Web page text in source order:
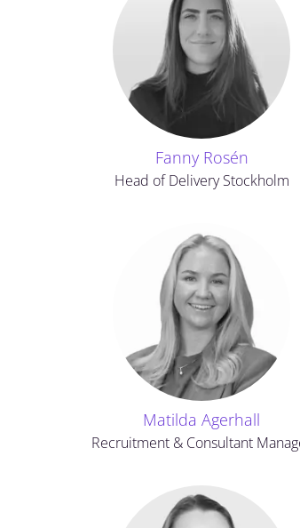
Fanny Rosén
Head of Delivery Stockholm
Matilda Agerhall
Recruitment & Consultant